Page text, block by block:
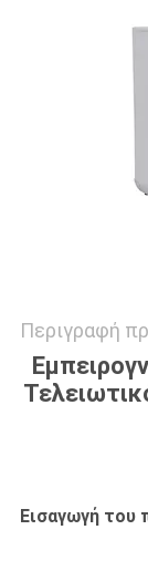
ΠΟΛΙΤΙΚΉ
Περιγραφή
Εισαγωγή του